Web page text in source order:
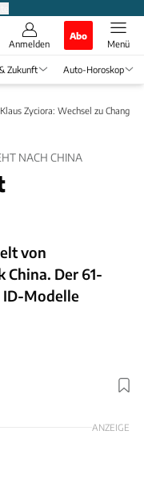
Anmelden
Abo
Menü
Zukunft Auto-Horoskop
Zyciora: Wechsel zu Changan
NACH CHINA
von
Der 61-
ID-Modelle
Foto: Hersteller / Patrick Lang
ANZEIGE